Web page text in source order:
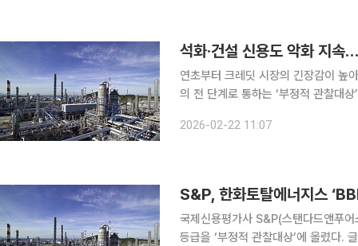
석화·건설 신용도 악화 지속
연초부터 크레딧 시장의 긴장감이 높
의 전 단계로 통하는 ‘부정적 관찰대
(S&P)는 최근 한화토탈에너지스의
2026-02-22 11:07
S&P, 한화토탈에너지스
국제신용평가사 S&P(스탠다드앤푸
등급을 ‘부정적 관찰대상’에 올렸다.